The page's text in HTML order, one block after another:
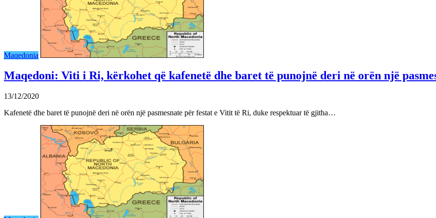
Maqedonia
Maqedoni: Viti i Ri, kërkohet që kafenetë dhe baret të punojnë deri në orën një
13/12/2020
Kafenetë dhe baret të punojnë deri në orën një pasmesnate për festat e Vitit të Ri, duke respektuar të gjitha…